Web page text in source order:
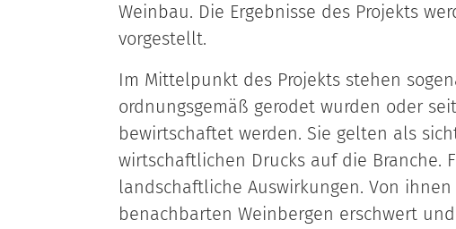
Weinbau. Die Ergebnisse des Projekts
vorgestellt.
Im Mittelpunkt des Projekts stehen
ordnungsgemäß gerodet wurden oder
bewirtschaftet werden. Sie gelten als
wirtschaftlichen Drucks auf die Branche.
landschaftliche Auswirkungen. Von
benachbarten Weinbergen erschwert